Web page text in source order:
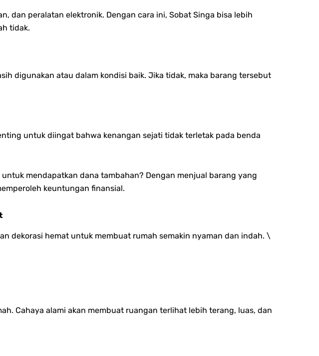
dan peralatan elektronik. Dengan cara ini, Sobat Singa bisa lebih
tidak.
digunakan atau dalam kondisi baik. Jika tidak, maka barang tersebut
untuk diingat bahwa kenangan sejati tidak terletak pada benda
mendapatkan dana tambahan? Dengan menjual barang yang
keuntungan finansial.
dekorasi hemat untuk membuat rumah semakin nyaman dan indah. \
Cahaya alami akan membuat ruangan terlihat lebih terang, luas, dan